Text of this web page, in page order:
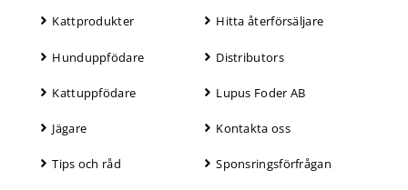
Kattprodukter
Hunduppfödare
Kattuppfödare
Jägare
Tips och råd
Hitta återförsäljare
Distributors
Lupus Foder AB
Kontakta oss
Sponsringsförfrågan